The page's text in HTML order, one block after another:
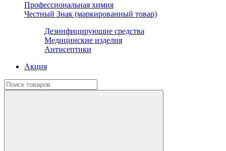
Профессиональная химия
Честный Знак (маркированный товар)
Дезинфицирующие средства
Медицинские изделия
Антисептики
Акция